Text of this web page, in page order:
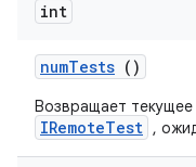
int
numTests ()
Возвращает
IRemoteTest ,